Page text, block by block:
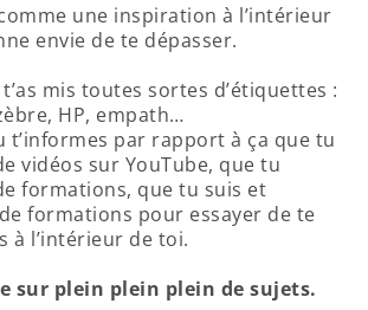
une inspiration à l’intérieur
envie de te dépasser.
mis toutes sortes d’étiquettes :
HP, empath…
t’informes par rapport à ça que tu
vidéos sur YouTube, que tu
formations, que tu suis et
formations pour essayer de te
à l’intérieur de toi.
sur plein plein plein de sujets.